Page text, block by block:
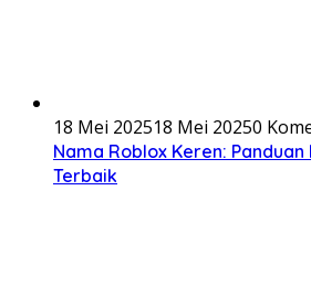
18 Mei 202518 Mei 20250
Nama Roblox Keren:
Terbaik